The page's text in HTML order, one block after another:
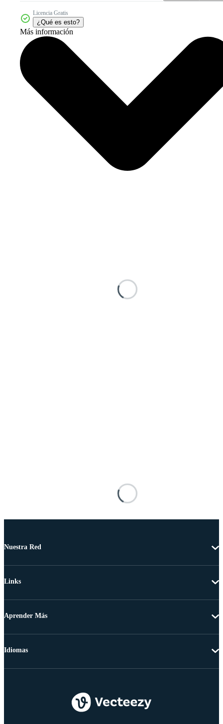
Licencia Gratis
¿Qué es esto?
Más información
Nuestra Red
Links
Aprender Más
Idiomas